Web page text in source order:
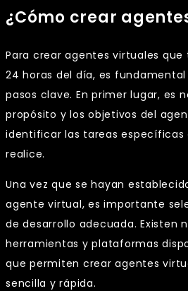
¿Cómo crear
Para crear agentes virtuales que
24 horas del día, es
pasos clave. En primer lugar, es
propósito y los objetivos del
identificar las tareas específicas
realice.
Una vez que se hayan
agente virtual, es importante
de desarrollo adecuada. Existen
herramientas y plataformas
que permiten crear agentes
sencilla y rápida.